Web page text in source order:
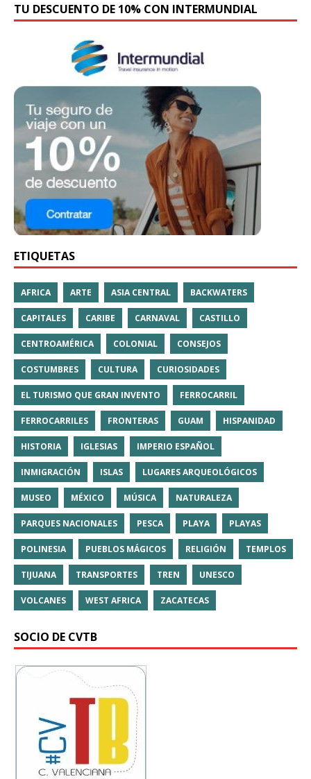
TU DESCUENTO DE 10% CON INTERMUNDIAL
ETIQUETAS
AFRICA ARTE ASIA CENTRAL BACKWATERS
CAPITALES CARIBE CARNAVAL CASTILLO
CENTROAMÉRICA COLONIAL CONSEJOS
COSTUMBRES CULTURA CURIOSIDADES
EL TURISMO QUE GRAN INVENTO FERROCARRIL
FERROCARRILES FRONTERAS GUAM HISPANIDAD
HISTORIA IGLESIAS IMPERIO ESPAÑOL
INMIGRACIÓN ISLAS LUGARES ARQUEOLÓGICOS
MUSEO MÉXICO MÚSICA NATURALEZA
PARQUES NACIONALES PESCA PLAYA PLAYAS
POLINESIA PUEBLOS MÁGICOS RELIGIÓN TEMPLOS
TIJUANA TRANSPORTES TREN UNESCO
VOLCANES WEST AFRICA ZACATECAS
SOCIO DE CVTB